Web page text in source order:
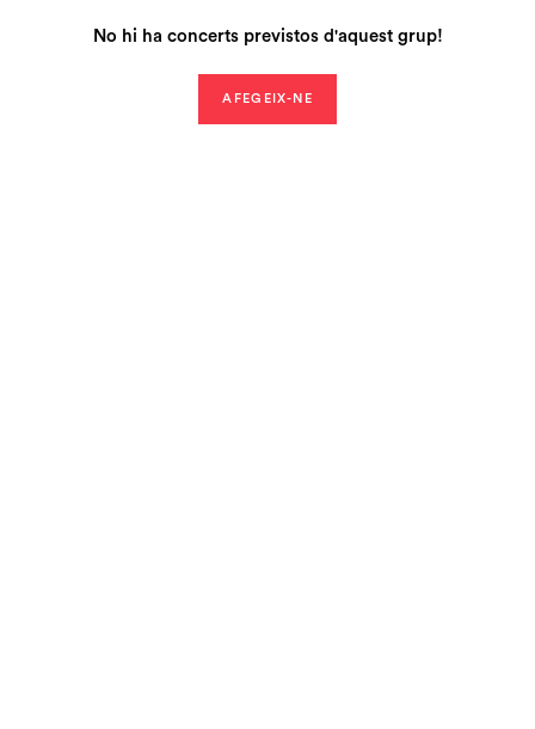
No hi ha concerts previstos d'aquest grup!
AFEGEIX-NE